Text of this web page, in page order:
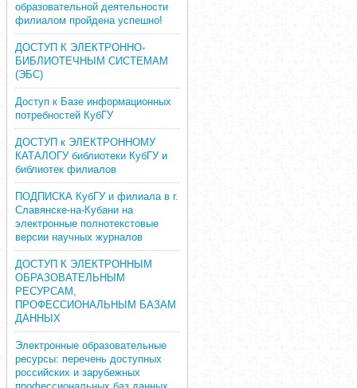
образовательной деятельности
филиалом пройдена успешно!
ДОСТУП К ЭЛЕКТРОННО-
БИБЛИОТЕЧНЫМ СИСТЕМАМ
(ЭБС)
Доступ к Базе информационных
потребностей КубГУ
ДОСТУП к ЭЛЕКТРОННОМУ
КАТАЛОГУ библиотеки КубГУ и
библиотек филиалов
ПОДПИСКА КубГУ и филиала в г.
Славянске-на-Кубани на
электронные полнотекстовые
версии научных журналов
ДОСТУП К ЭЛЕКТРОННЫМ
ОБРАЗОВАТЕЛЬНЫМ
РЕСУРСАМ,
ПРОФЕССИОНАЛЬНЫМ БАЗАМ
ДАННЫХ
Электронные образовательные
ресурсы: перечень доступных
российских и зарубежных